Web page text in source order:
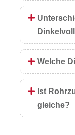
Welche
Ist
gleiche?